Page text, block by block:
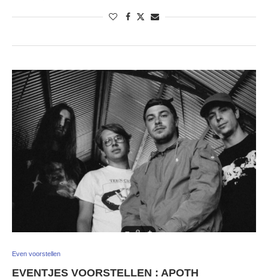
Even voorstellen
EVENTJES VOORSTELLEN : APOTH